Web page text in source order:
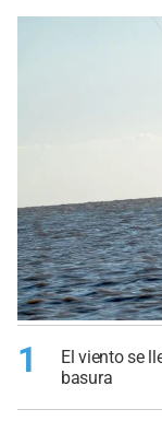
1
El viento se
basura